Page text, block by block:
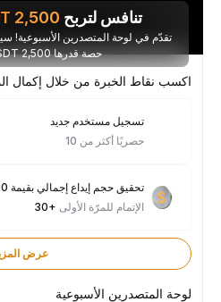
تنافس لتربح 2,500
حصة قدرها 2,500 USDT كل أسبوع.
اكسب نقاط الخبرة من خلال إكمال المهام
تسجيل مستخدم جديد
حصريًا أكثر من 10
الإتمام للمرّة الأولى+30
عرض المزيد
لوحة المتصدرين الأسبوعية